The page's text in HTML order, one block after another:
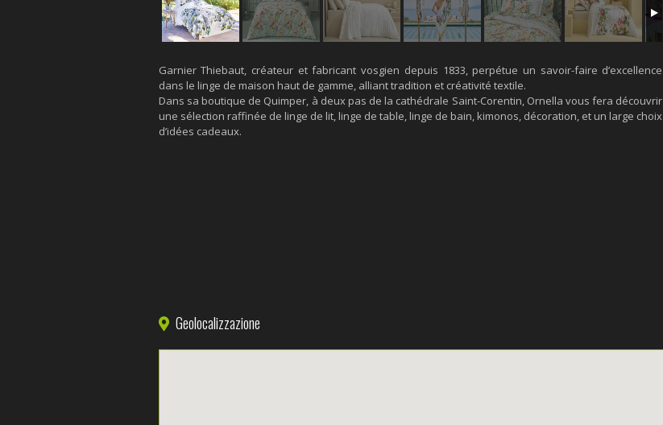
Garnier Thiebaut, créateur et fabricant vosgien depuis 1833, perpétue un savoir-faire d’excellence
dans le linge de maison haut de gamme, alliant tradition et créativité textile.
Dans sa boutique de Quimper, à deux pas de la cathédrale Saint-Corentin, Ornella vous fera découvrir
une sélection raffinée de linge de lit, linge de table, linge de bain, kimonos, décoration, et un large choix
d’idées cadeaux.
Geolocalizzazione